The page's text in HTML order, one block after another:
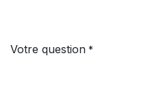
Votre question *